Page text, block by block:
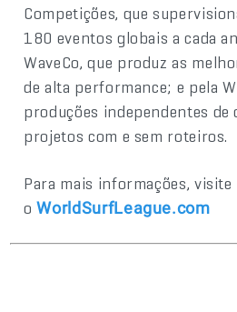
Competições, que
180 eventos globais a cada
WaveCo, que produz as
de alta performance; e pela
produções independentes de
projetos com e sem roteiros.
Para mais informações, visite
oWorldSurfLeague.com